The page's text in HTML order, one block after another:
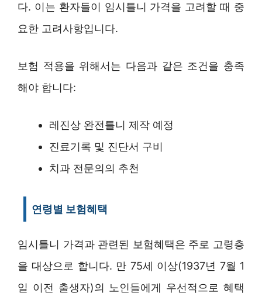
다. 이는 환자들이 임시틀니 가격을 고려할 때 중
요한 고려사항입니다.
보험 적용을 위해서는 다음과 같은 조건을 충족
해야 합니다:
레진상 완전틀니 제작 예정
진료기록 및 진단서 구비
치과 전문의의 추천
연령별 보험혜택
임시틀니 가격과 관련된 보험혜택은 주로 고령층
을 대상으로 합니다. 만 75세 이상(1937년 7월 1
일 이전 출생자)의 노인들에게 우선적으로 혜택